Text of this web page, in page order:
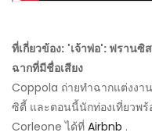
ที่เกี่ยวข้อง: 'เจ้าพ่อ': ฟรานซิ
ฉากที่มีชื่อเสียง
Coppola ถ่ายทำฉากแต่งงา
ซิตี้ และตอนนี้นักท่องเที่ยวพ
Corleone ได้ที่ Airbnb .